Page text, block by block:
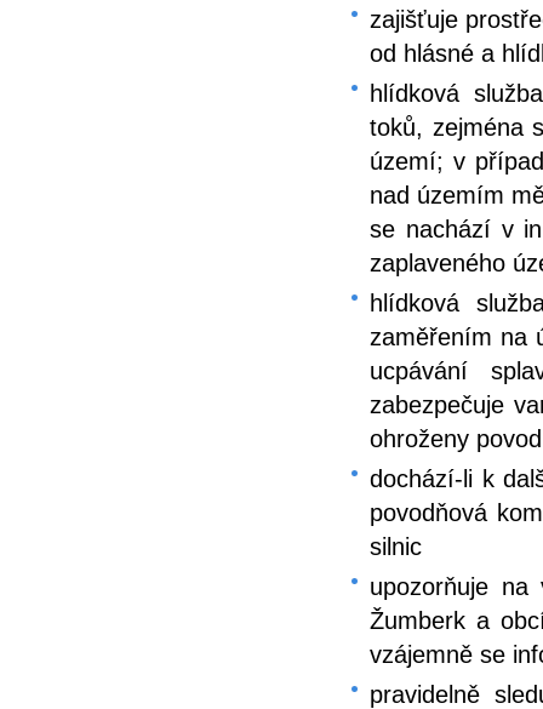
zajišťuje
od hlásné a
hlídková
toků, zejména
území; v
nad územím
se nachází v
zaplaveného
hlídková
zaměřením na
ucpávání
zabezpečuje
ohroženy
dochází-li k
povodňová
silnic
upozorňuje na
Žumberk a
vzájemně se
pravidelně